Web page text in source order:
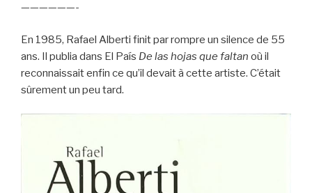
——————-
En 1985, Rafael Alberti finit par rompre un silence de 55
ans. Il publia dans El País De las hojas que faltan où il
reconnaissait enfin ce qu’il devait à cette artiste. C’était
sûrement un peu tard.